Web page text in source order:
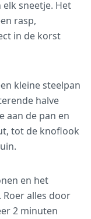
sneetje. Het
rasp,
in de korst
kleine steelpan
halve
aan de pan en
tot de knoflook
en het
alles door
2 minuten